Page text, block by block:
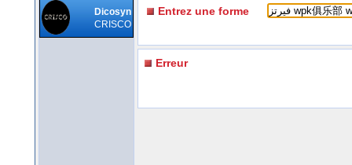
Dicosyn
CRISCO
Entrez une forme
Erreur